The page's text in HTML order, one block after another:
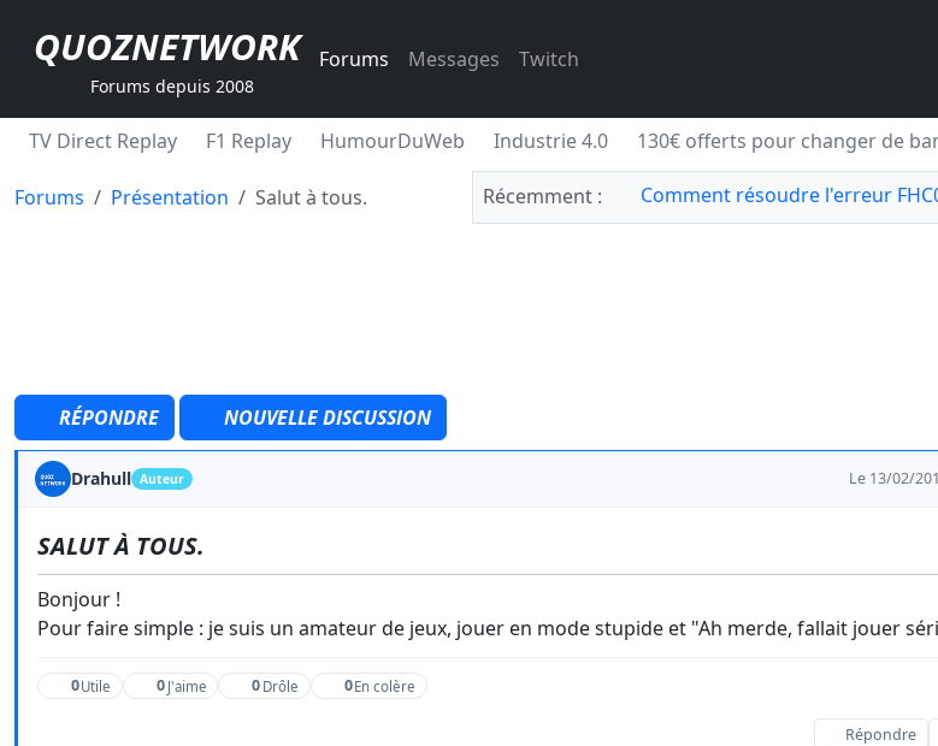
QUOZNETWORK
Forums depuis 2008
Forums Messages Twitch
TV Direct Replay F1 Replay HumourDuWeb Industrie 4.0 130€ offerts pour changer de
Forums Présentation Salut à tous. Récemment : Comment résoudre l'erreur
RÉPONDRE NOUVELLE DISCUSSION
Drahull Auteur Le 13/02/
SALUT À TOUS.
Bonjour !
Pour faire simple : je suis un amateur de jeux, jouer en mode stupide et "Ah merde, fallait jouer
0Utile 0 J'aime 0 Drôle 0En colère
Répondre